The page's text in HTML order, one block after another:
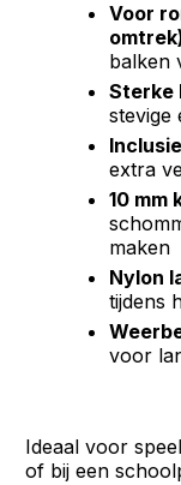
Voor
balken
Sterke
stevige
extra
10 mm
maken
Nylon
tijdens
voor
Ideaal voor
of bij een